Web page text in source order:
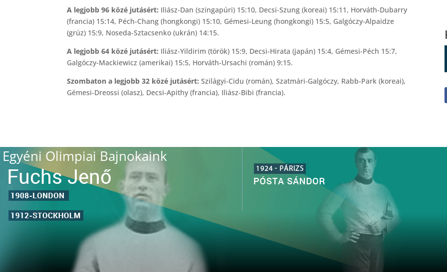
A legjobb 96 közé jutásért: Iliász-Dan (szingapúri) 15:10, Decsi-Szung (koreai) 15:11, Horváth-Dubarry
(francia) 15:14, Péch-Chang (hongkongi) 15:10, Gémesi-Leung (hongkongi) 15:5, Galgóczy-Alpaidze
(grúz) 15:9, Noseda-Sztacsenko (ukrán) 14:15.
A legjobb 64 közé jutásért: Iliász-Yildirim (török) 15:9, Decsi-Hirata (japán) 15:4, Gémesi-Péch 15:7,
Galgóczy-Mackiewicz (amerikai) 15:5, Horváth-Ursachi (román) 9:15.
Szombaton a legjobb 32 közé jutásért: Szilágyi-Cidu (román), Szatmári-Galgóczy, Rabb-Park (koreai),
Gémesi-Dreossi (olasz), Decsi-Apithy (francia), Iliász-Bibi (francia).
Egyéni Olimpiai Bajnokaink